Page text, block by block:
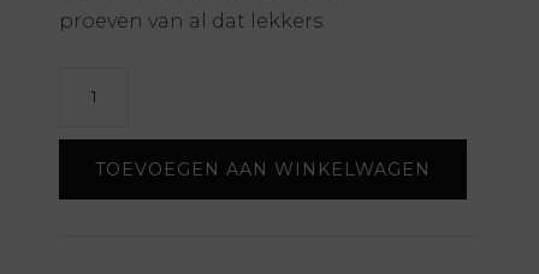
proeven van al dat lekkers.
groen
TOEVOEGEN AAN WINKELWAGEN